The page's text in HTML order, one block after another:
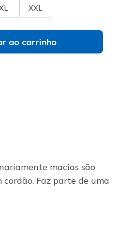
XXL
ao carrinho
macias são
cordão. Faz parte de uma